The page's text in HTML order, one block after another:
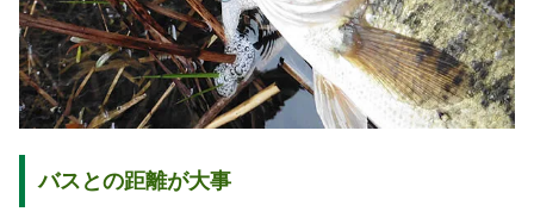
バスとの距離が大事